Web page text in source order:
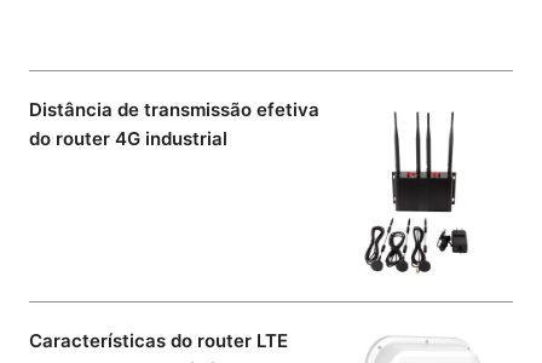
Distância de transmissão efetiva
do router 4G industrial
Características do router LTE